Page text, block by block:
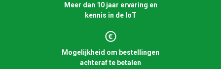
Meer dan 10 jaar ervaring en
kennis in de IoT
Mogelijkheid om bestellingen
achteraf te betalen